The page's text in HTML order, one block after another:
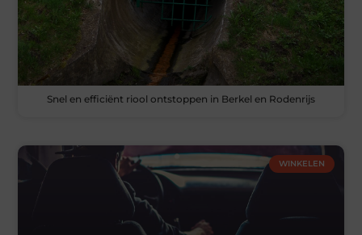
Snel en efficiënt riool ontstoppen in Berkel en Rodenrijs
WINKELEN